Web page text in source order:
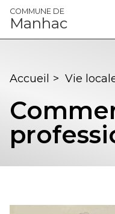
Panneau de gestion
COMMUNE DE
Manhac
Accueil > Vie